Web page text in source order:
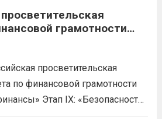
на бесплатное участие в
«Наше дело». Обучение
боевых...
грамотности
просветительская
по финансовой грамотности
Этап IX: «Безопасность